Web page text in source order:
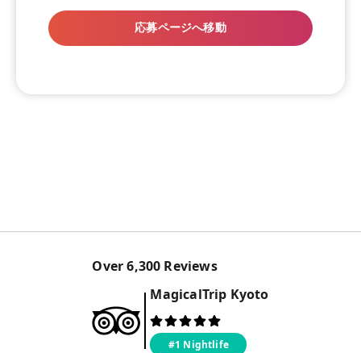
応募ページへ移動
Over6,300 Reviews
MagicalTrip Kyoto
#1 Nightlife